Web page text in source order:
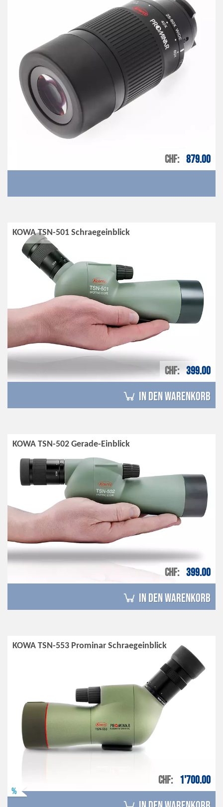
CHF 879.00
KOWA TSN-501 Schraegeinblick
CHF 399.00
in den Warenkorb
KOWA TSN-502 Gerade-Einblick
CHF 399.00
in den Warenkorb
%
KOWA TSN-553 Prominar Schraegeinblick
CHF 1'700.00